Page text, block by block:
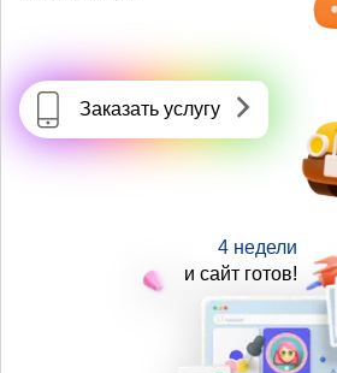
Заказать услугу
4 недели
и сайт готов!